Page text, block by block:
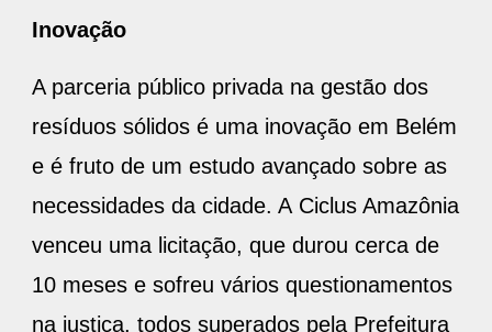
Inovação
A parceria público privada na gestão dos
resíduos sólidos é uma inovação em Belém
e é fruto de um estudo avançado sobre as
necessidades da cidade. A Ciclus Amazônia
venceu uma licitação, que durou cerca de
10 meses e sofreu vários questionamentos
na justiça, todos superados pela Prefeitura